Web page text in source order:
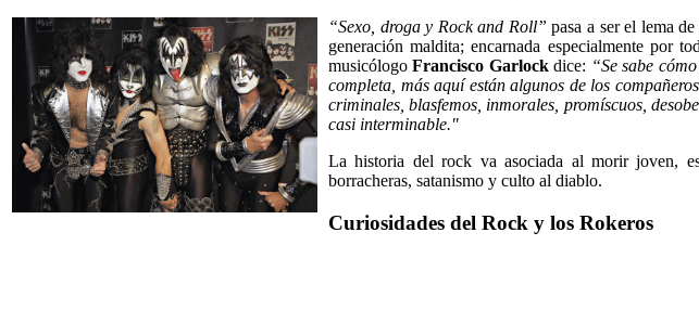
“Sexo, droga y Rock and Roll” pasa a ser el lema
generación maldita; encarnada especialmente por
musicólogoFrancisco Garlockdice: “Se sabe
completa, más aquí están algunos de los
criminales, blasfemos, inmorales, promíscuos,
casi interminable."
La historia del rock va asociada al morir joven,
borracheras, satanismo y culto al diablo.
Curiosidades del Rock y los Rokeros